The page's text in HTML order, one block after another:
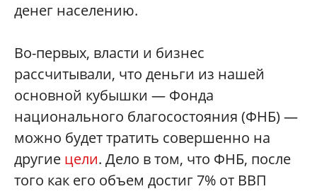
денег населению.
Во-первых, власти и бизнес
рассчитывали, что деньги из нашей
основной кубышки — Фонда
национального благосостояния (ФНБ) —
можно будет тратить совершенно на
другие цели. Дело в том, что ФНБ, после
того как его объем достиг 7% от ВВП